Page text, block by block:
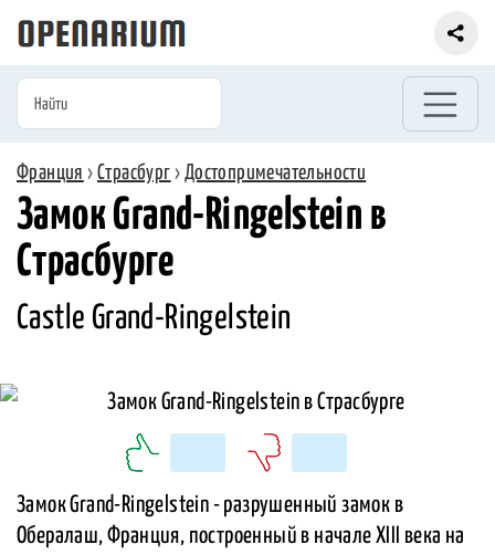
Франция ›Страсбург › Достопримечательности
Замок Grand-Ringelstein в
Страсбурге
Castle Grand-Ringelstein
Замок Grand-Ringelstein - разрушенный замок в
Обералаш, Франция, построенный в начале XIII века на